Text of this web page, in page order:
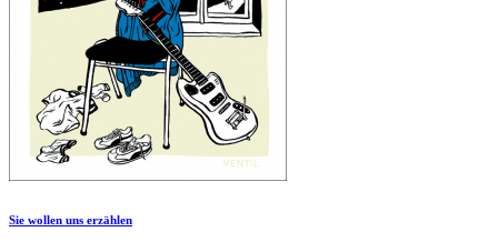
Sie wollen uns erzählen